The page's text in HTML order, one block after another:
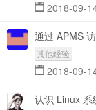
2018-09-
通过 APMS
其他经验
2018-09-
认识 Linux 系